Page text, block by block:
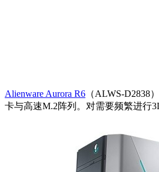
Alienware Aurora R6 （ALWS-D2838
卡与高速M.2阵列。对需要频繁进行